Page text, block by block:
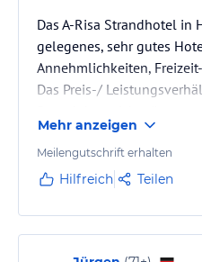
Das A-Risa Strandhotel in
gelegenes, sehr gutes
Annehmlichkeiten,
Das Preis-/
Mehr anzeigen
Meilengutschrift erhalten
Hilfreich Teilen